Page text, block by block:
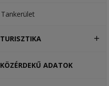
Tankerület
TURISZTIKA
KÖZÉRDEKŰ ADATOK